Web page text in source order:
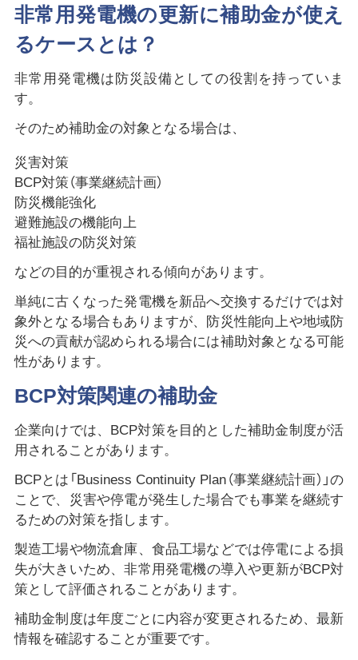
非常用発電機の更新に補助金が使え
るケースとは？
非常用発電機は防災設備としての役割を持っていま
す。
そのため補助金の対象となる場合は、
災害対策
BCP対策（事業継続計画）
防災機能強化
避難施設の機能向上
福祉施設の防災対策
などの目的が重視される傾向があります。
単純に古くなった発電機を新品へ交換するだけでは対
象外となる場合もありますが、防災性能向上や地域防
災への貢献が認められる場合には補助対象となる可能
性があります。
BCP対策関連の補助金
企業向けでは、BCP対策を目的とした補助金制度が活
用されることがあります。
BCPとは「Business Continuity Plan（事業継続計画）」の
ことで、災害や停電が発生した場合でも事業を継続す
るための対策を指します。
製造工場や物流倉庫、食品工場などでは停電による損
失が大きいため、非常用発電機の導入や更新がBCP対
策として評価されることがあります。
補助金制度は年度ごとに内容が変更されるため、最新
情報を確認することが重要です。